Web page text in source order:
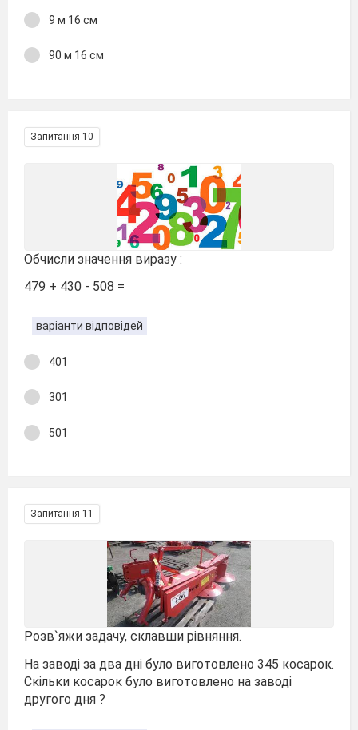
9 м 16 см
90 м 16 см
Запитання 10
Обчисли значення виразу :
479 + 430 - 508 =
варіанти відповідей
401
301
501
Запитання 11
Розв`яжи задачу, склавши рівняння.
На заводі за два дні було виготовлено 345 косарок.
Скільки косарок було виготовлено на заводі
другого дня ?